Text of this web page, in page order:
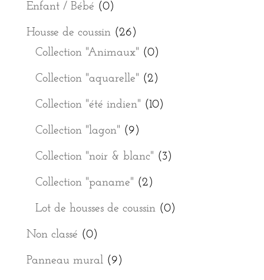
Enfant / Bébé (0)
Housse de coussin (26)
Collection "Animaux" (0)
Collection "aquarelle" (2)
Collection "été indien" (10)
Collection "lagon" (9)
Collection "noir & blanc" (3)
Collection "paname" (2)
Lot de housses de coussin (0)
Non classé (0)
Panneau mural (9)